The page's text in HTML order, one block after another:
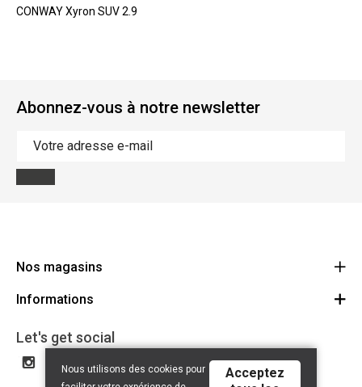
CONWAY Xyron SUV 2.9
Abonnez-vous à notre newsletter
Nos magasins
Cycles Arnold Kontz Gare / Bonnevoie
+352 40 96 74 214 / +352 40 96 74 215
Informations
Conditions générales
Avertissement
Politique de confidentialité
Let's get social
Nous utilisons des cookies pour
Acceptez